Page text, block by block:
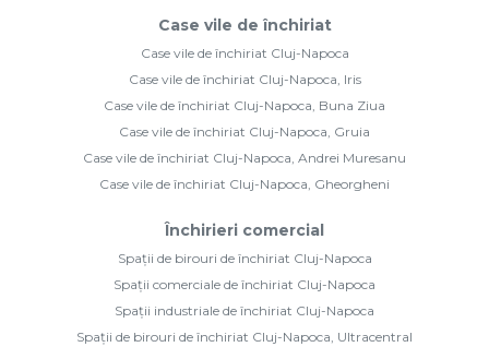
Case vile de închiriat
Case vile de închiriat Cluj-Napoca
Case vile de închiriat Cluj-Napoca, Iris
Case vile de închiriat Cluj-Napoca, Buna Ziua
Case vile de închiriat Cluj-Napoca, Gruia
Case vile de închiriat Cluj-Napoca, Andrei Muresanu
Case vile de închiriat Cluj-Napoca, Gheorgheni
Închirieri comercial
Spații de birouri de închiriat Cluj-Napoca
Spații comerciale de închiriat Cluj-Napoca
Spații industriale de închiriat Cluj-Napoca
Spații de birouri de închiriat Cluj-Napoca, Ultracentral